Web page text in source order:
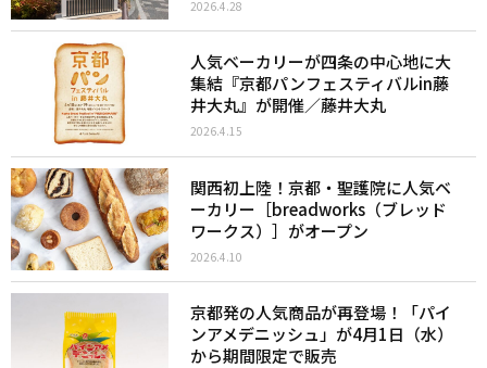
2026.4.28
人気ベーカリーが四条の中心地に大
集結『京都パンフェスティバルin藤
井大丸』が開催／藤井大丸
2026.4.15
関西初上陸！京都・聖護院に人気ベ
ーカリー［breadworks（ブレッド
ワークス）］がオープン
2026.4.10
京都発の人気商品が再登場！「パイ
ンアメデニッシュ」が4月1日（水）
から期間限定で販売